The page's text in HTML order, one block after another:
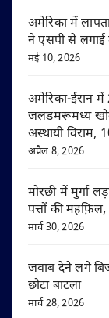
अमेरिका में
ने एसपी से लगाई
मई 10, 2026
अमेरिका-ईरान में
जलडमरूमध्य
अस्थायी विराम,
अप्रैल 8, 2026
मोरछी में मुर्गा
पत्तों की
मार्च 30, 2026
जवाब देने लगे
छोटा बाटला
मार्च 28, 2026